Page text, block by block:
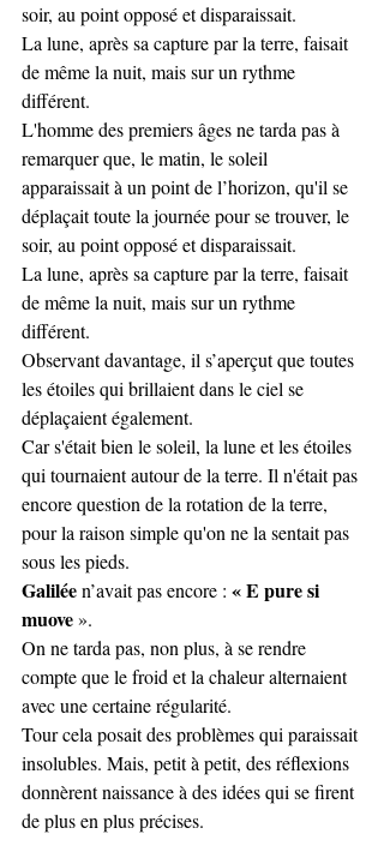
soir, au point opposé et disparaissait.
La lune, après sa capture par la terre, faisait
de même la nuit, mais sur un rythme
différent.
L'homme des premiers âges ne tarda pas à
remarquer que, le matin, le soleil
apparaissait à un point de l’horizon, qu'il se
déplaçait toute la journée pour se trouver, le
soir, au point opposé et disparaissait.
La lune, après sa capture par la terre, faisait
de même la nuit, mais sur un rythme
différent.
Observant davantage, il s’aperçut que toutes
les étoiles qui brillaient dans le ciel se
déplaçaient également.
Car s'était bien le soleil, la lune et les étoiles
qui tournaient autour de la terre. Il n'était pas
encore question de la rotation de la terre,
pour la raison simple qu'on ne la sentait pas
sous les pieds.
Galilée n’avait pas encore : « E pure si
muove ».
On ne tarda pas, non plus, à se rendre
compte que le froid et la chaleur alternaient
avec une certaine régularité.
Tour cela posait des problèmes qui paraissait
insolubles. Mais, petit à petit, des réflexions
donnèrent naissance à des idées qui se firent
de plus en plus précises.